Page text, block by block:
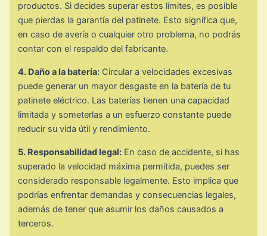
productos. Si decides superar estos límites, es posible
que pierdas la garantía del patinete. Esto significa que,
en caso de avería o cualquier otro problema, no podrás
contar con el respaldo del fabricante.
4. Daño a la batería: Circular a velocidades excesivas
puede generar un mayor desgaste en la batería de tu
patinete eléctrico. Las baterías tienen una capacidad
limitada y someterlas a un esfuerzo constante puede
reducir su vida útil y rendimiento.
5. Responsabilidad legal: En caso de accidente, si has
superado la velocidad máxima permitida, puedes ser
considerado responsable legalmente. Esto implica que
podrías enfrentar demandas y consecuencias legales,
además de tener que asumir los daños causados a
terceros.